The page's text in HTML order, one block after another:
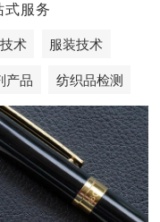
式服务
术 服装技术
产品 纺织品检测